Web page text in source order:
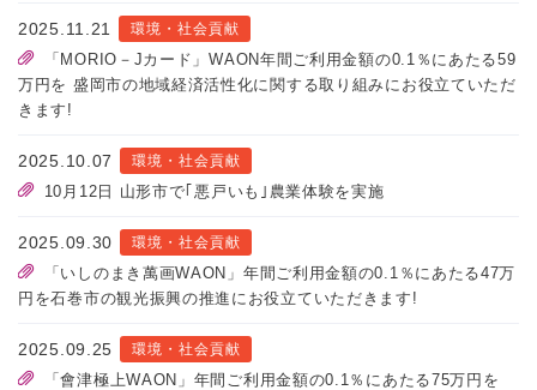
2025.11.21 環境・社会貢献
「MORIO－Jカード」WAON年間ご利用金額の0.1％にあたる59
万円を 盛岡市の地域経済活性化に関する取り組みにお役立ていただ
きます!
2025.10.07 環境・社会貢献
10月12日 山形市で｢悪戸いも｣農業体験を実施
2025.09.30 環境・社会貢献
「いしのまき萬画WAON」年間ご利用金額の0.1％にあたる47万
円を石巻市の観光振興の推進にお役立ていただきます!
2025.09.25 環境・社会貢献
「會津極上WAON」年間ご利用金額の0.1％にあたる75万円を